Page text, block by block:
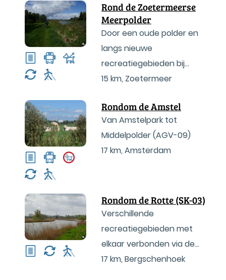
Rond de Zoetermeerse
Meerpolder
Door een oude polder en
langs nieuwe
recreatiegebieden bij
Zoetermeer
15 km, Zoetermeer
Rondom de Amstel
Van Amstelpark tot
Middelpolder (AGV-09)
17 km, Amsterdam
Rondom de Rotte (SK-03)
Verschillende
recreatiegebieden met
elkaar verbonden via de
Rotte
17 km, Bergschenhoek